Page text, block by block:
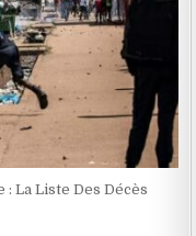
La Liste Des Décès